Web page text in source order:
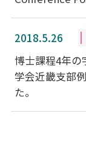
2018.5.26
博士課程4年の
学会近畿支部
た。